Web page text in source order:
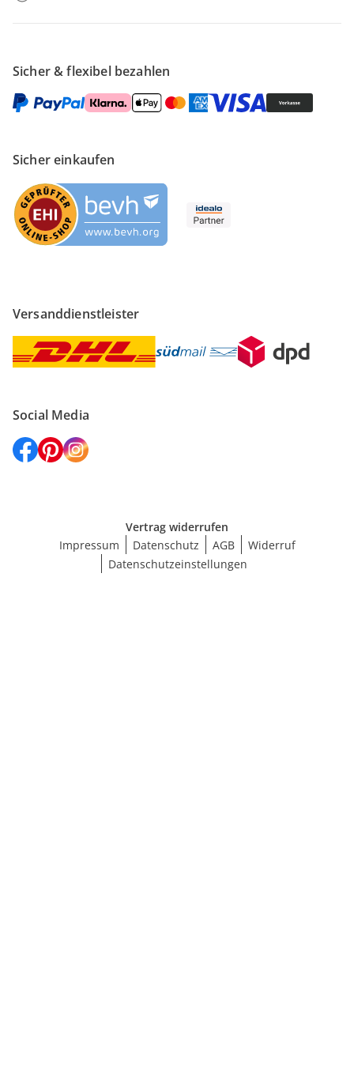
Sicher & flexibel bezahlen
Sicher einkaufen
Versanddienstleister
Social Media
Vertrag widerrufen
Impressum
Datenschutz AGB
Widerruf
Datenschutzeinstellungen